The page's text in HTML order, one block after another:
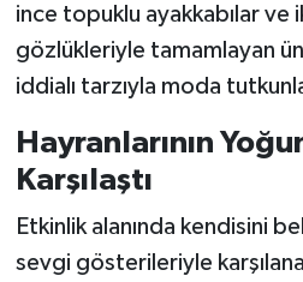
ince topuklu ayakkabılar ve
gözlükleriyle tamamlayan
iddialı tarzıyla moda
Hayranlarının
Karşılaştı
Etkinlik alanında kendisini
sevgi gösterileriyle